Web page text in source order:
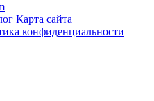
Карта сайта
конфиденциальности